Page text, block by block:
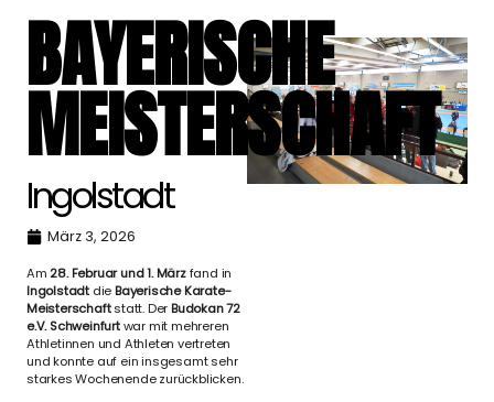
BAYERISCHE
MEISTERSCHAFT
Ingolstadt
März 3, 2026
Am28. Februar und 1. Märzfand in
Ingolstadt dieBayerische Karate-
Meisterschaftstatt. DerBudokan 72
e.V. Schweinfurtwar mit mehreren
Athletinnen und Athleten vertreten
und konnte auf ein insgesamt sehr
starkes Wochenende zurückblicken.